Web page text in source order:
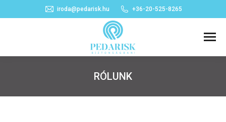
iroda@pedarisk.hu +36-20-525-8265
RÓLUNK